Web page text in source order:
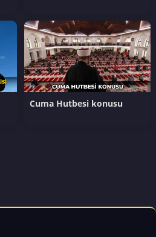
Cuma Hutbesi konusu